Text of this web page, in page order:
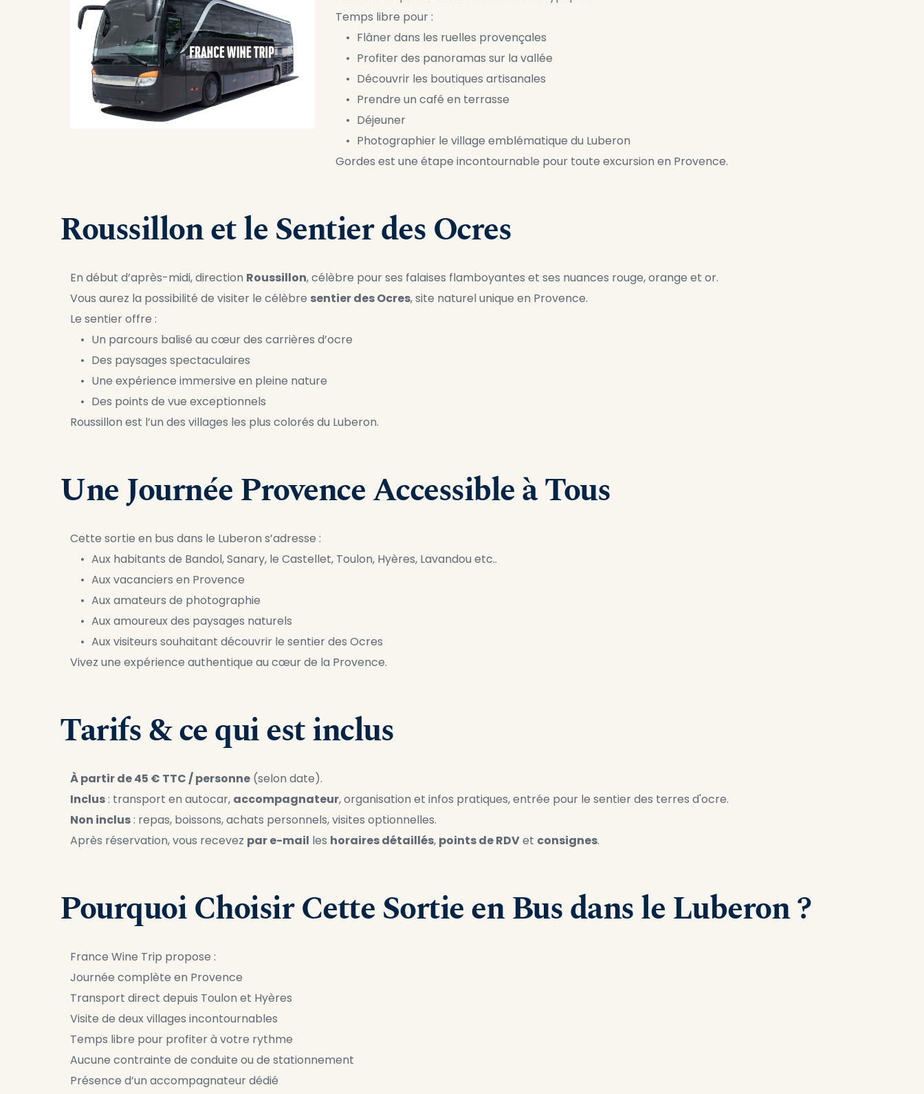
Temps libre pour :
Flâner dans les ruelles provençales
Profiter des panoramas sur la vallée
Découvrir les boutiques artisanales
Prendre un café en terrasse
Déjeuner
Photographier le village emblématique du Luberon
Gordes est une étape incontournable pour toute excursion en Provence.
Roussillon et le Sentier des Ocres
En début d’après-midi, direction Roussillon, célèbre pour ses falaises flamboyantes et ses nuances rouge, orange et or.
Vous aurez la possibilité de visiter le célèbre sentier des Ocres, site naturel unique en Provence.
Le sentier offre :
Un parcours balisé au cœur des carrières d’ocre
Des paysages spectaculaires
Une expérience immersive en pleine nature
Des points de vue exceptionnels
Roussillon est l’un des villages les plus colorés du Luberon.
Une Journée Provence Accessible à Tous
Cette sortie en bus dans le Luberon s’adresse :
Aux habitants de Bandol, Sanary, le Castellet, Toulon, Hyères, Lavandou etc..
Aux vacanciers en Provence
Aux amateurs de photographie
Aux amoureux des paysages naturels
Aux visiteurs souhaitant découvrir le sentier des Ocres
Vivez une expérience authentique au cœur de la Provence.
Tarifs & ce qui est inclus
À partir de 45 € TTC / personne (selon date).
Inclus : transport en autocar, accompagnateur, organisation et infos pratiques, entrée pour le sentier des terres d'ocre.
Non inclus : repas, boissons, achats personnels, visites optionnelles.
Après réservation, vous recevez par e-mail les horaires détaillés, points de RDV et consignes.
Pourquoi Choisir Cette Sortie en Bus dans le Luberon ?
France Wine Trip propose :
Journée complète en Provence
Transport direct depuis Toulon et Hyères
Visite de deux villages incontournables
Temps libre pour profiter à votre rythme
Aucune contrainte de conduite ou de stationnement
Présence d’un accompagnateur dédié